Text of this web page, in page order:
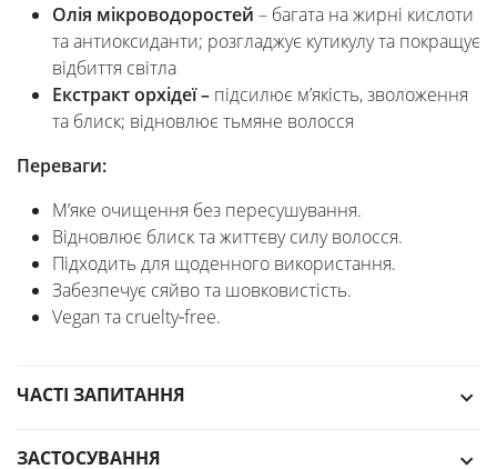
Олія мікроводоростей – багата на жирні кислоти
та антиоксиданти; розгладжує кутикулу та покращує
відбиття світла
Екстракт орхідеї – підсилює м’якість, зволоження
та блиск; відновлює тьмяне волосся
Переваги:
М’яке очищення без пересушування.
Відновлює блиск та життєву силу волосся.
Підходить для щоденного використання.
Забезпечує сяйво та шовковистість.
Vegan та cruelty‑free.
ЧАСТІ ЗАПИТАННЯ
ЗАСТОСУВАННЯ